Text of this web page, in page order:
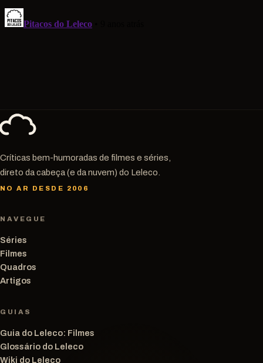
Críticas bem-humoradas de filmes e séries,
direto da cabeça (e da nuvem) do Leleco.
NO AR DESDE 2006
NAVEGUE
Séries
Filmes
Quadros
Artigos
GUIAS
Guia do Leleco: Filmes
Glossário do Leleco
Wiki do Leleco